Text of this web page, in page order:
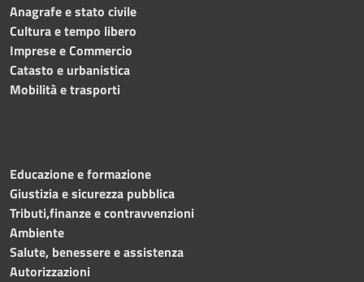
Anagrafe e stato civile
Cultura e tempo libero
Imprese e Commercio
Catasto e urbanistica
Mobilità e trasporti
Educazione e formazione
Giustizia e sicurezza pubblica
Tributi,finanze e contravvenzioni
Ambiente
Salute, benessere e assistenza
Autorizzazioni